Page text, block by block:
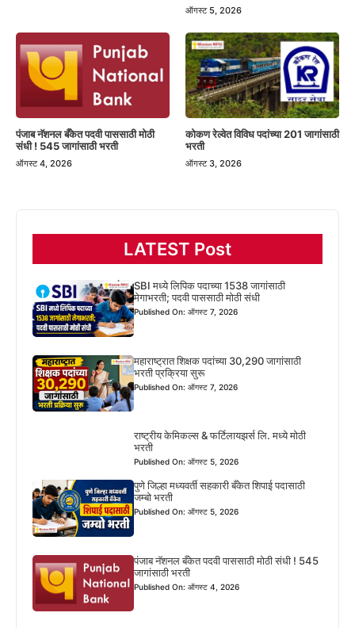
ऑगस्ट 5, 2026
पंजाब नॅशनल बँकेत पदवी पाससाठी मोठी
संधी ! 545 जागांसाठी भरती
ऑगस्ट 4, 2026
कोकण रेल्वेत विविध पदांच्या 201 जागांसाठी
भरती
ऑगस्ट 3, 2026
LATEST Post
SBI मध्ये लिपिक पदाच्या 1538 जागांसाठी
मेगाभरती; पदवी पाससाठी मोठी संधी
Published On: ऑगस्ट 7, 2026
महाराष्ट्रात शिक्षक पदांच्या 30,290 जागांसाठी
भरती प्रक्रिया सुरू
Published On: ऑगस्ट 7, 2026
राष्ट्रीय केमिकल्स & फर्टिलायझर्स लि. मध्ये मोठी
भरती
Published On: ऑगस्ट 5, 2026
पुणे जिल्हा मध्यवर्ती सहकारी बँकेत शिपाई पदासाठी
जम्बो भरती
Published On: ऑगस्ट 5, 2026
पंजाब नॅशनल बँकेत पदवी पाससाठी मोठी संधी ! 545
जागांसाठी भरती
Published On: ऑगस्ट 4, 2026